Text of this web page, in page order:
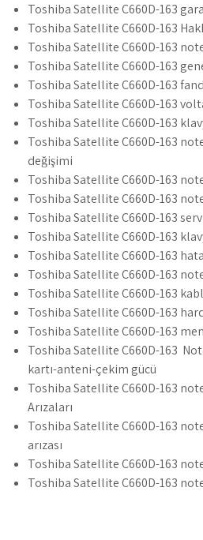
Toshiba Satellite C660D-163
Toshiba Satellite C660D-163
Toshiba Satellite C660D-163
Toshiba Satellite C660D-163
Toshiba Satellite C660D-163
Toshiba Satellite C660D-163
Toshiba Satellite C660D-163
Toshiba Satellite C660D-163
değişimi
Toshiba Satellite C660D-163
Toshiba Satellite C660D-163
Toshiba Satellite C660D-163
Toshiba Satellite C660D-163
Toshiba Satellite C660D-163
Toshiba Satellite C660D-163
Toshiba Satellite C660D-163
Toshiba Satellite C660D-163
Toshiba Satellite C660D-163
Toshiba Satellite C660D-163
kartı-anteni-çekim gücü
Toshiba Satellite C660D-163
Arızaları
Toshiba Satellite C660D-163
arızası
Toshiba Satellite C660D-163
Toshiba Satellite C660D-163